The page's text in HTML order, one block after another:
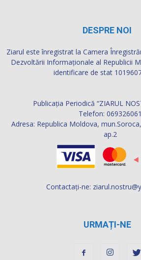
DESPRE NOI
Ziarul este înregistrat la Camera
Dezvoltării Informaţionale al Republicii
identificare de stat
Publicația Periodică “ZIARUL
Telefon: 069326061
Adresa: Republica Moldova,
ap.2
Contactați-ne:
URMAȚI-NE